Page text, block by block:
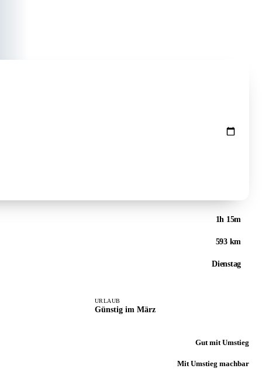
1h 15m
593 km
Dienstag
URLAUB
Günstig im März
Gut mit Umstieg
Mit Umstieg machbar